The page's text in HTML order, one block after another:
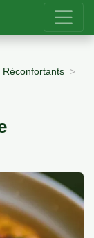
Réconfortants